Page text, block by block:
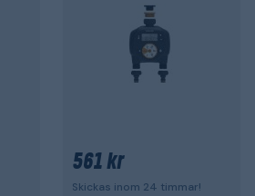
561 kr
Skickas inom 24 timmar!